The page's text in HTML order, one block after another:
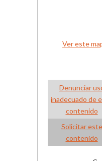
Ver este
Denunciar
inadecuado de
contenido
Solicitar este
contenido